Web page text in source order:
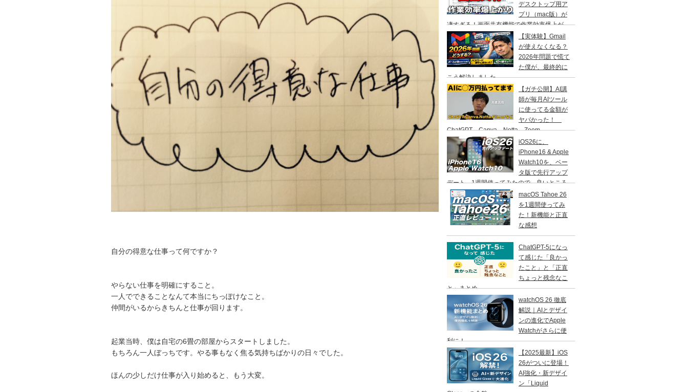
自分の得意な仕事って何ですか？
やらない仕事を明確にすること。
一人でできることなんて本当にちっぽけなこと。
仲間がいるからきちんと仕事が回ります。
起業当時、僕は自宅の6畳の部屋からスタートしました。
もちろん一人ぼっちです。やる事もなく焦る気持ちばかりの日々でした。
ほんの少しだけ仕事が入り始めると、もう大変。
デスクトップ用ア
プリ（mac版）が
凄すぎる！画面共有機能で作業効率爆上が
り！
【実体験】Gmail
が使えなくなる？
2026年問題で慌て
た僕が、最終的に
こう解決しました
【ガチ公開】AI講
師が毎月AIツール
に使ってる金額が
ヤバかった！
ChatGPT、Canva、Notta、Zoom、
FIMORA…などなど
iOS26に、
iPhone16 & Apple
Watch10を、ベー
タ版で先行アップ
デート。1週間使ってみたので、良いところ
悪いところ、その感想をお伝えします。
macOS Tahoe 26
を1週間使ってみ
た！新機能と正直
な感想
ChatGPT-5になっ
て感じた「良かっ
たこと」と「正直
ちょっと残念なこ
と」まとめ
watchOS 26 徹底
解説｜AIとデザイ
ンの進化でApple
Watchがさらに便
利に！
【2025最新】iOS
26がついに登場！
AI強化・新デザイ
ン「Liquid